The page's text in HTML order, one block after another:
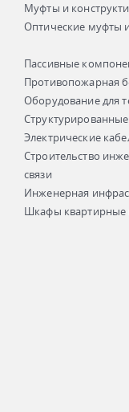
Муфты и
Оптические муфты
Пассивные
Противопожарная
Оборудование для
Электрические
Строительство
связи
Инженерная
Шкафы квартирные